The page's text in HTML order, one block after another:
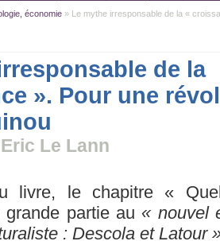
économie » Le mythe irresponsable de la «
de la
». Pour une
Le Lann
livre, le chapitre «
grande partie au « nouvel
: Descola et Latour